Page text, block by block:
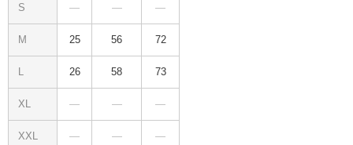
S — — —
M 25 56 72
26 58 73
XL — — —
XXL — — —